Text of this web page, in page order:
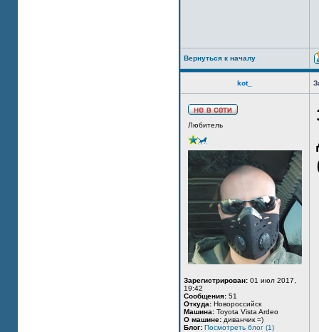
Вернуться к началу
kot_
Любитель
Зарегистрирован: 01 июл 2017,
19:42
Сообщения: 51
Откуда: Новороссийск
Машина: Toyota Vista Ardeo
О машине: диванчик =)
Блог: Посмотреть блог (1)